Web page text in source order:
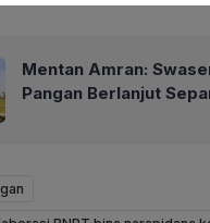
Mentan Amran:
Pangan Berlanjut